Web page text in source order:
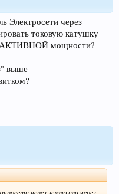
через
токовую катушку
мощности?
выше